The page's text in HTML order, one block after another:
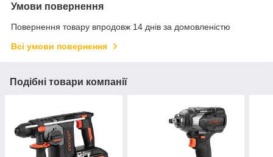
Умови повернення
Повернення товару впродовж 14 днів за домовленістю
Всі умови повернення
Подібні товари компанії